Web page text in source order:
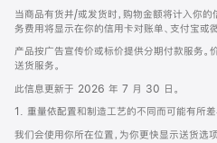
当商品有货并/或发货时，购物金额将计入你的
务费用将显示在你的信用卡对账单、支付宝或
产品按广告宣传价或标价提供分期付款服务。
送货服务。
此信息更新于 2026 年 7 月 30 日。
1. 重量依配置和制造工艺的不同而可能有所差
我们会使用你所在位置，为你更快显示送货选